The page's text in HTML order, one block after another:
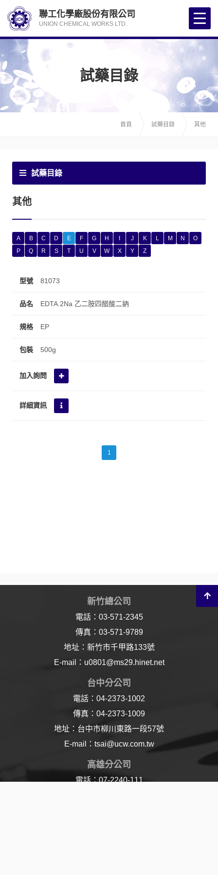
試藥目錄
首頁 試藥目錄 其他
試藥目錄
其他
A B C D E F G H J K L M N
O
P
Q R S T U V W X Y Z
81073
EDTA.2Na 乙二胺四醋酸二鈉
EP
500g
1
新竹總公司
電話：03-571-2345
傳真：03-571-9789
地址：新竹市千甲路133號
E-mail：u0801@ms29.hinet.net
台中分公司
電話：04-2373-1002
傳真：04-2373-1009
地址：台中市柳川東路一段57號
E-mail：tsai@ucw.com.tw
高雄分公司
電話：07-2240-111
聯工化學廠股份有限公司
UNION CHEMICAL WORKS LTD.